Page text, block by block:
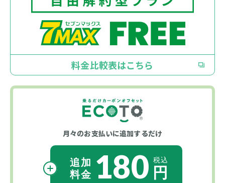
料金比較表はこちら
月々のお支払いに追加するだけ
180